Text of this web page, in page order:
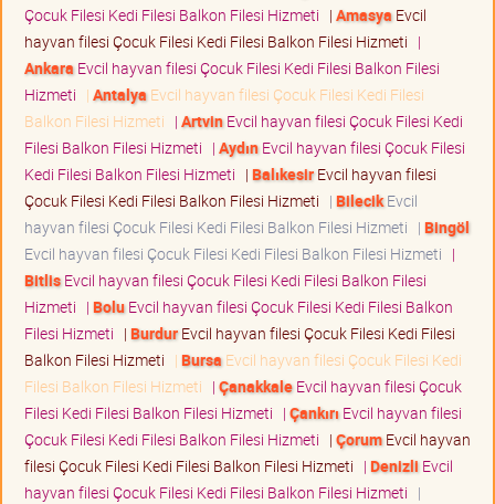
Çocuk Filesi Kedi Filesi Balkon Filesi Hizmeti | Amasya Evcil
hayvan filesi Çocuk Filesi Kedi Filesi Balkon Filesi Hizmeti |
Ankara Evcil hayvan filesi Çocuk Filesi Kedi Filesi Balkon Filesi
Hizmeti | Antalya Evcil hayvan filesi Çocuk Filesi Kedi Filesi
Balkon Filesi Hizmeti | ArtvinEvcil hayvan filesi Çocuk Filesi Kedi
Filesi Balkon Filesi Hizmeti | AydınEvcil hayvan filesi Çocuk Filesi
Kedi Filesi Balkon Filesi Hizmeti | BalıkesirEvcil hayvan filesi
Çocuk Filesi Kedi Filesi Balkon Filesi Hizmeti | BilecikEvcil
hayvan filesi Çocuk Filesi Kedi Filesi Balkon Filesi Hizmeti | Bingöl
Evcil hayvan filesi Çocuk Filesi Kedi Filesi Balkon Filesi Hizmeti |
BitlisEvcil hayvan filesi Çocuk Filesi Kedi Filesi Balkon Filesi
Hizmeti | BoluEvcil hayvan filesi Çocuk Filesi Kedi Filesi Balkon
Filesi Hizmeti | BurdurEvcil hayvan filesi Çocuk Filesi Kedi Filesi
Balkon Filesi Hizmeti | Bursa Evcil hayvan filesi Çocuk Filesi Kedi
Filesi Balkon Filesi Hizmeti | ÇanakkaleEvcil hayvan filesi Çocuk
Filesi Kedi Filesi Balkon Filesi Hizmeti | Çankırı Evcil hayvan filesi
Çocuk Filesi Kedi Filesi Balkon Filesi Hizmeti | ÇorumEvcil hayvan
filesi Çocuk Filesi Kedi Filesi Balkon Filesi Hizmeti | Denizli Evcil
hayvan filesi Çocuk Filesi Kedi Filesi Balkon Filesi Hizmeti |